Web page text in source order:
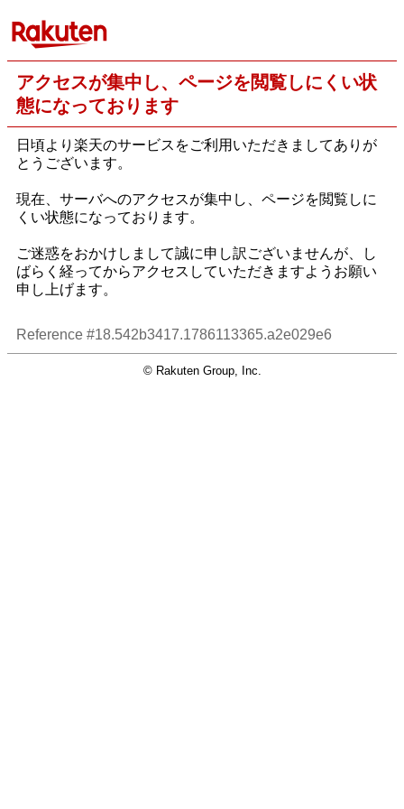
アクセスが集中し、ページを閲覧しにくい状
態になっております
日頃より楽天のサービスをご利用いただきましてありが
とうございます。
現在、サーバへのアクセスが集中し、ページを閲覧しに
くい状態になっております。
ご迷惑をおかけしまして誠に申し訳ございませんが、し
ばらく経ってからアクセスしていただきますようお願い
申し上げます。
Reference #18.542b3417.1786113365.a2e029e6
© Rakuten Group, Inc.